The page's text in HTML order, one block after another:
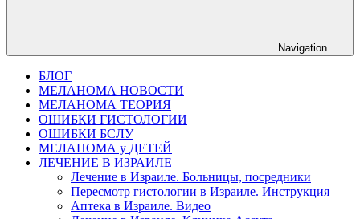
Navigation
БЛОГ
МЕЛАНОМА НОВОСТИ
МЕЛАНОМА ТЕОРИЯ
ОШИБКИ ГИСТОЛОГИИ
ОШИБКИ БСЛУ
МЕЛАНОМА у ДЕТЕЙ
ЛЕЧЕНИЕ В ИЗРАИЛЕ
Лечение в Израиле. Больницы, посредники
Пересмотр гистологии в Израиле. Инструкция
Аптека в Израиле. Видео